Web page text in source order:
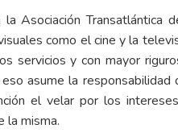
la Asociación
como el cine y la
servicios y con mayor
asume la responsabilidad
el velar por los
la misma.